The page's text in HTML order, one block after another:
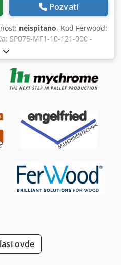
Pozvati
neispitano, Kod Ferwood:
SP075-MF1-10-121-000 -
Nije testirano -
zainteresovani, nudimo
3KG 20X20X20 Dodoymd
ovde